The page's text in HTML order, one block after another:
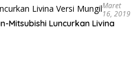
Maret
16, 2019
Mitsubishi Luncurkan Livina